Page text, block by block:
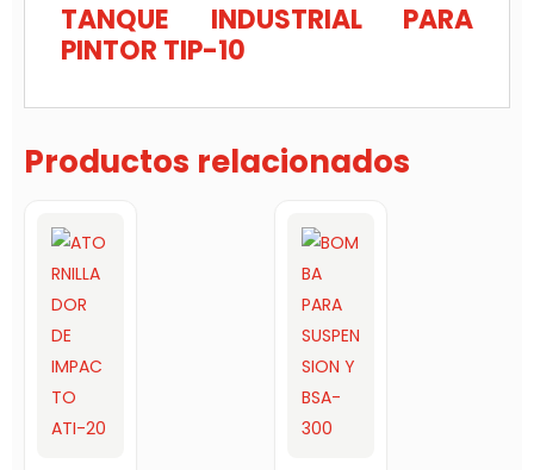
TANQUE INDUSTRIAL PARA
PINTOR TIP-10
Productos relacionados